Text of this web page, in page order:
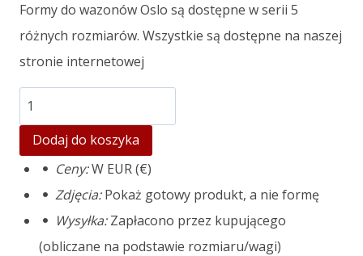
Formy do wazonów Oslo są dostępne w serii 5
różnych rozmiarów. Wszystkie są dostępne na naszej
stronie internetowej
ilość
Garden
pot
mold
Oslo
XL
Dodaj do koszyka
Ceny:W EUR (€)
Zdjęcia:Pokaż gotowy produkt, a nie formę
Wysyłka:Zapłacono przez kupującego
(obliczane na podstawie rozmiaru/wagi)